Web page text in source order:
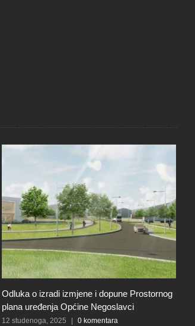
Odluka o izradi izmjene i dopune Prostornog
plana uređenja Općine Negoslavci
12 studenoga, 2025 0 komentara